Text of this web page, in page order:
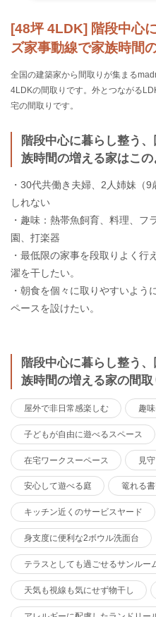
[48坪 4LDK] 階段中心
ズ家事動線で家族時間
全国の建築家から間取りが集まる
4LDKの間取りです。外とつながる
宅の間取りです。
階段中心に暮らし整う
族時間の増える家はこ
・30代共働き夫婦、2人姉妹（
しれない
・趣味：熱帯魚飼育、料理、
園、打楽器
・最低限の家事を段取りよく
濯を干したい。
・朝食を個々に取りやすいよう
ペースを設けたい。
階段中心に暮らし整う
族時間の増える家の間
屋外で非日常感楽しむ 趣
子どもが自由に遊べるスペース
在宅ワークスーペース 見
安心して遊べる庭 篭れる
キッチン近くのサービスヤード
身支度に便利な2ボウル洗面台
テラスとしても過ごせるサンルー
天気も視線も気にせず物干し